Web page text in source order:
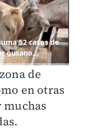
de
en otras
muchas